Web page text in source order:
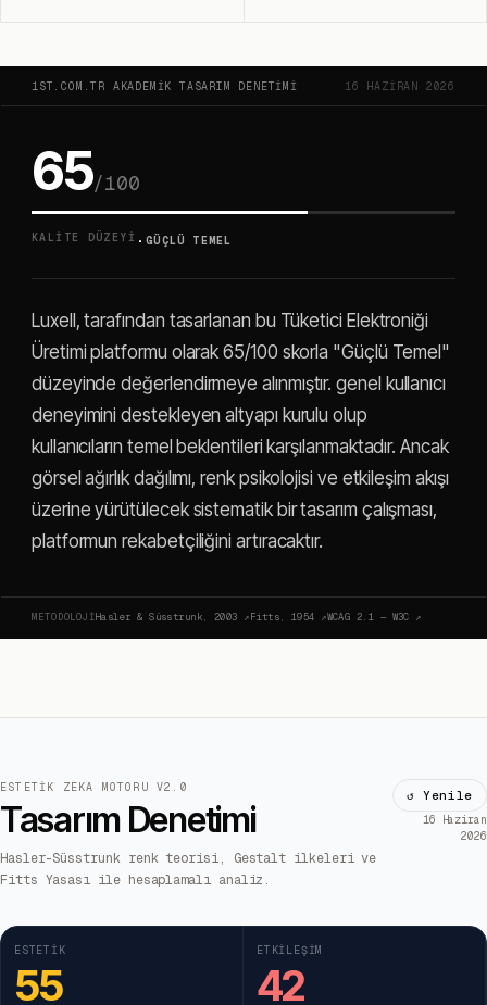
1ST.COM.TR AKADEMIK TASARIM DENETIMI 16 HAZIRAN 2026
65/100
KALITE DÜZEYI ·GÜÇLÜ TEMEL
Luxell, tarafından tasarlanan bu Tüketici Elektroniği
Üretimi platformu olarak 65/100 skorla "Güçlü Temel"
düzeyinde değerlendirmeye alınmıştır. genel kullanıcı
deneyimini destekleyen altyapı kurulu olup
kullanıcıların temel beklentileri karşılanmaktadır. Ancak
görsel ağırlık dağılımı, renk psikolojisi ve etkileşim akışı
üzerine yürütülecek sistematik bir tasarım çalışması,
platformun rekabetçiliğini artıracaktır.
METODOLOJIHasler & Süsstrunk, 2003 ↗Fitts, 1954 ↗WCAG 2.1 — W3C ↗
ESTETIK ZEKA MOTORU V2.0
Tasarım Denetimi
Hasler-Süsstrunk renk teorisi, Gestalt ilkeleri ve
Fitts Yasası ile hesaplamalı analiz.
↺ Yenile
16 Haziran
2026
ESTETIK
55
ETKILEŞIM
42